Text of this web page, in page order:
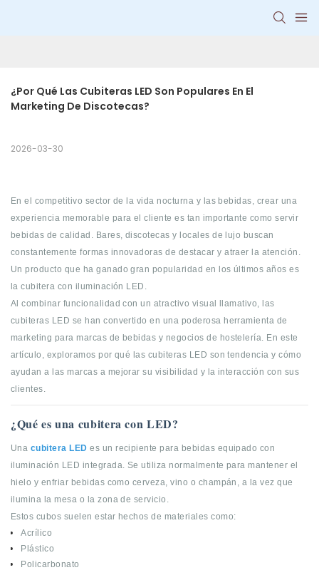
¿Por Qué Las Cubiteras LED Son Populares En El
Marketing De Discotecas?
2026-03-30
En el competitivo sector de la vida nocturna y las bebidas, crear una
experiencia memorable para el cliente es tan importante como servir
bebidas de calidad. Bares, discotecas y locales de lujo buscan
constantemente formas innovadoras de destacar y atraer la atención.
Un producto que ha ganado gran popularidad en los últimos años es
la cubitera con iluminación LED.
Al combinar funcionalidad con un atractivo visual llamativo, las
cubiteras LED se han convertido en una poderosa herramienta de
marketing para marcas de bebidas y negocios de hostelería. En este
artículo, exploramos por qué las cubiteras LED son tendencia y cómo
ayudan a las marcas a mejorar su visibilidad y la interacción con sus
clientes.
¿Qué es una cubitera con LED?
Una cubitera LED es un recipiente para bebidas equipado con
iluminación LED integrada. Se utiliza normalmente para mantener el
hielo y enfriar bebidas como cerveza, vino o champán, a la vez que
ilumina la mesa o la zona de servicio.
Estos cubos suelen estar hechos de materiales como:
Acrílico
Plástico
Policarbonato